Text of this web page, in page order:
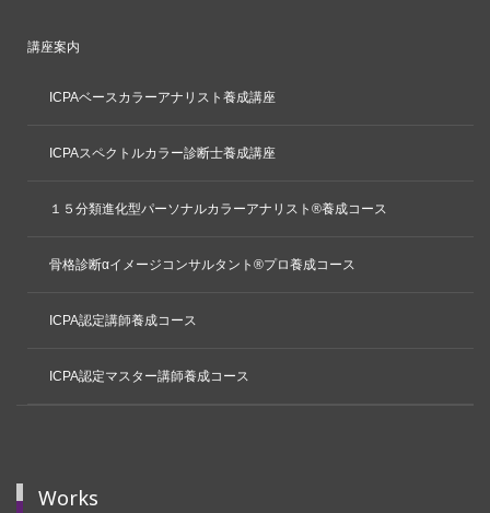
講座案内
ICPAベースカラーアナリスト養成講座
ICPAスペクトルカラー診断士養成講座
１５分類進化型パーソナルカラーアナリスト®養成コース
骨格診断αイメージコンサルタント®プロ養成コース
ICPA認定講師養成コース
ICPA認定マスター講師養成コース
Works